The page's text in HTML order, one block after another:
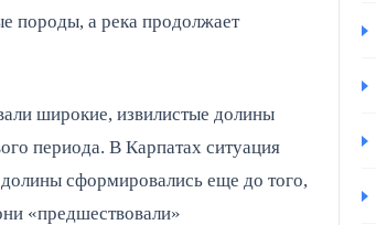
породы, а река продолжает
широкие, извилистые долины
периода. В Карпатах ситуация
сформировались еще до того,
«предшествовали»